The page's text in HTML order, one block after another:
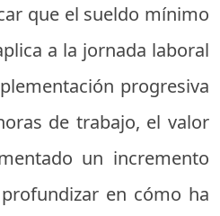
que el sueldo mínimo
a la jornada laboral
progresiva
de trabajo, el valor
un incremento
en cómo ha